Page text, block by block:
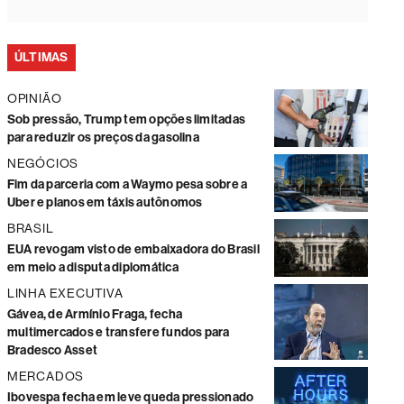
ÚLTIMAS
OPINIÃO
Sob pressão, Trump tem opções limitadas
para reduzir os preços da gasolina
NEGÓCIOS
Fim da parceria com a Waymo pesa sobre a
Uber e planos em táxis autônomos
BRASIL
EUA revogam visto de embaixadora do Brasil
em meio a disputa diplomática
LINHA EXECUTIVA
Gávea, de Armínio Fraga, fecha
multimercados e transfere fundos para
Bradesco Asset
MERCADOS
Ibovespa fecha em leve queda pressionado